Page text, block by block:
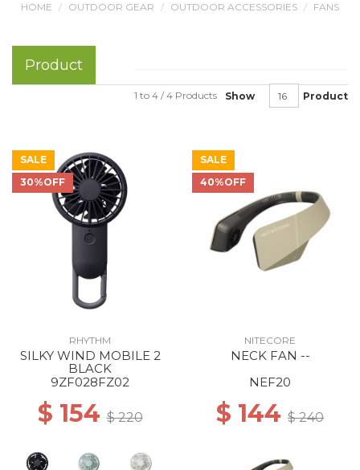
HOME OUTDOOR GEAR OUTDOOR ACCESSORIES FANS
Product
Show Product
1 to 4 / 4 Products
SALE
30%OFF
RHYTHM
SILKY WIND MOBILE 2
BLACK
9ZF028FZ02
$ 154$ 220
SALE
40%OFF
NITECORE
NECK FAN --
NEF20
$ 144 $ 240